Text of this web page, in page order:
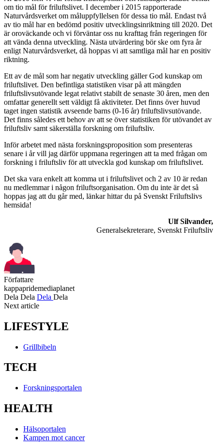
om tio mål för friluftslivet. I december i 2015 rapporterade
Naturvårdsverket om måluppfyllelsen för dessa tio mål. Endast två
av tio mål har en bedömd positiv utvecklingsinriktning till 2020. Det
är oroväckande och vi förväntar oss nu krafttag från regeringen för
att vända denna utveckling. Nästa utvärdering bör ske om fyra år
enligt Naturvårdsverket, då hoppas vi att samtliga mål har en positiv
riktning.
Ett av de mål som har negativ utveckling gäller God kunskap om
friluftslivet. Den befintliga statistiken visar på att mängden
friluftslivsutövande legat relativt stabilt de senaste 30 åren, men den
omfattar generellt sett väldigt få aktiviteter. Det finns över huvud
taget ingen statistik avseende barns (0-16 år) friluftslivsutövande.
Det finns således ett behov av att se över statistiken för utövandet av
friluftsliv samt säkerställa forskning om friluftsliv.
Inför arbetet med nästa forskningsproposition som presenteras
senare i år vill jag därför uppmana regeringen att ta med frågan om
forskning i friluftsliv för att utveckla god kunskap om friluftslivet.
Det ska vara enkelt att komma ut i friluftslivet och 2 av 10 är redan
nu medlemmar i någon friluftsorganisation. Om du inte är det så
hoppas jag att du går med, länkar hittar du på Svenskt Friluftslivs
hemsida!
Ulf Silvander,
Generalsekreterare, Svenskt Friluftsliv
Författare
kappapridemediaplanet
Dela Dela Dela Dela
Next article
LIFESTYLE
Grillbibeln
TECH
Forskningsportalen
HEALTH
Hälsoportalen
Kampen mot cancer